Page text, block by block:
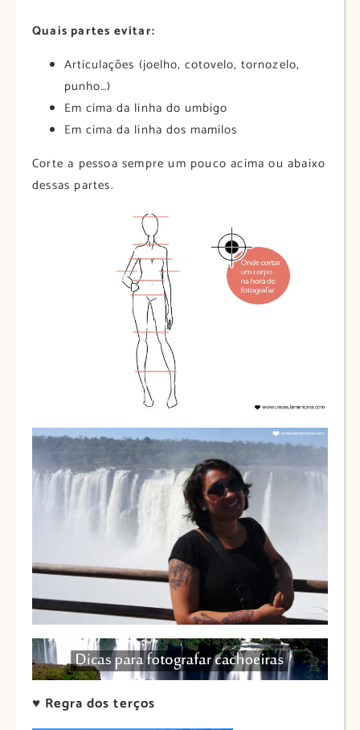
Quais partes evitar:
Articulações (joelho, cotovelo, tornozelo,
punho…)
Em cima da linha do umbigo
Em cima da linha dos mamilos
Corte a pessoa sempre um pouco acima ou abaixo
dessas partes.
♥ Regra dos terços